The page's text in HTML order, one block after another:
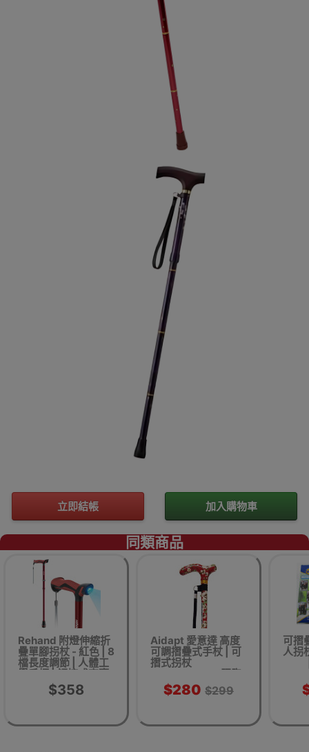
立即結帳 加入購物車
同類商品
Rehand 附燈伸縮折
疊單腳拐杖 - 紅色 | 8
檔長度調節 | 人體工
學手柄 | 觸控式高亮
度LED照明燈
$358
Aidapt 愛意達 高度
可調摺疊式手杖 | 可
摺式拐杖
MSVP2050- 胭脂
$280 $299
可摺
人拐